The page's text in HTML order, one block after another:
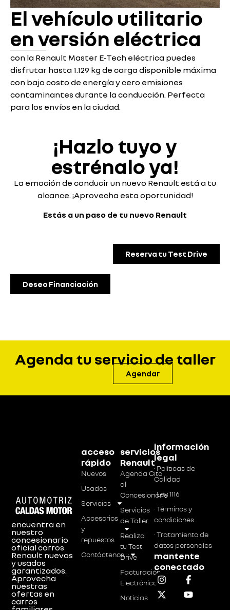
El vehículo utilitario
en versión eléctrica
con la Renault Master E-Tech eléctrica puedes
disfrutar hasta 1.129 kg de carga disponible máxima
con bajo costo de energía y cero emisiones
contaminantes durante la conducción. Perfecta
para los envíos en la ciudad.
¡Hazlo tuyo y
estrénalo ya!
La emoción de conducir un nuevo Renault está a tu
alcance. ¡Aprovecha esta oportunidad!
Estás a un paso de tu nuevo Renault
Reserva tu Test Drive
Deseo Financiación
Agenda tu servicio de taller
Agendar
encuentra en
nuestro
concesionario
oficial carros
Renault nuevos
y usados
garantizados.
Aprovecha
nuestras
ofertas en
carros
servicios
Renault
Agenda Cita
al
Concesionario
Servicios
de Taller
Realiza
tu Test
Drive
Facturación
Electrónica
Noticias
acceso
rápido
Nuevos
Usados
Servicios
Accesorios
y
repuestos
Contáctenos
información
legal
· Políticas de
Calidad
· Ley 1116
· Términos y
condiciones
· Tratamiento de
datos personales
mantente
conectado